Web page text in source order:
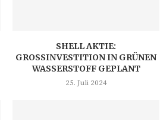
SHELL AKTIE:
GROSSINVESTITION IN GRÜNEN W
ASSERSTOFF GEPLANT
25. Juli 2024